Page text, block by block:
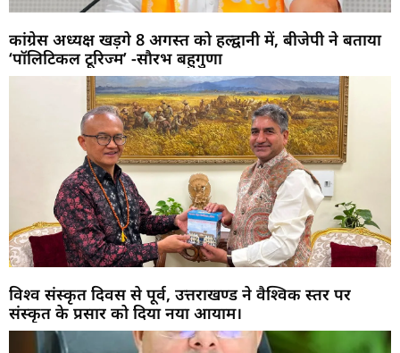
कांग्रेस अध्यक्ष खड़गे 8 अगस्त को हल्द्वानी में, बीजेपी ने बताया
‘पॉलिटिकल टूरिज्म’ -सौरभ बहुगुणा
विश्व संस्कृत दिवस से पूर्व, उत्तराखण्ड ने वैश्विक स्तर पर
संस्कृत के प्रसार को दिया नया आयाम।